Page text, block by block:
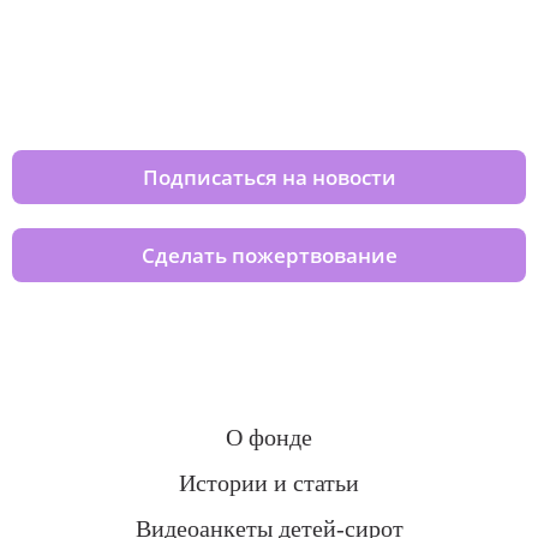
Подписаться на новости
Сделать пожертвование
О фонде
Истории и статьи
Видеоанкеты детей-сирот